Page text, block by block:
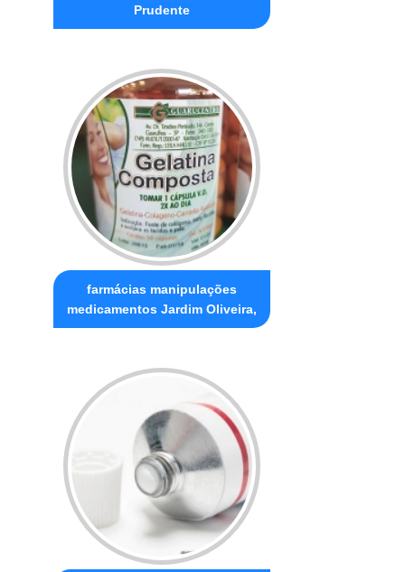
Prudente
farmácias manipulações
medicamentos Jardim Oliveira,